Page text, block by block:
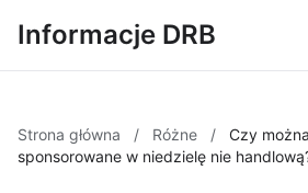
Informacje DRB
Strona główna / Różne /
Czy
sponsorowane w niedzielę nie